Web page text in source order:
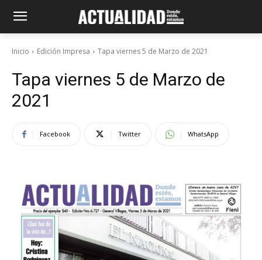
Inicio Edición Impresa Tapa viernes 5 de Marzo de 2021
Tapa viernes 5 de Marzo de
2021
Facebook Twitter WhatsApp